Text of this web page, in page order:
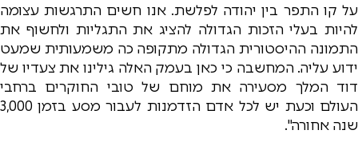
על קו התפר בין יהודה לפלשת. אנו חשים התרגשות עצומה
להיות בעלי הזכות הגדולה להציג את התגליות ולחשוף את
התמונה ההיסטורית הגדולה מתקופה כה משמעותית שמעט
ידוע עליה. המחשבה כי כאן בעמק האלה גילינו את צעדיו של
דוד המלך מסעירה את מוחם של טובי החוקרים ברחבי
העולם וכעת יש לכל אדם הזדמנות לעבור מסע בזמן 3,000
שנה אחורה".